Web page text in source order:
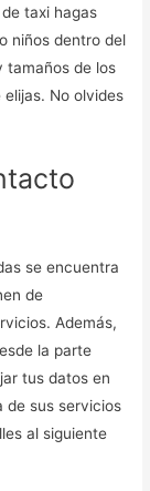
taxi hagas
niños dentro del
tamaños de los
No olvides
se encuentra
de
Además,
la parte
tus datos en
de sus servicios
al siguiente